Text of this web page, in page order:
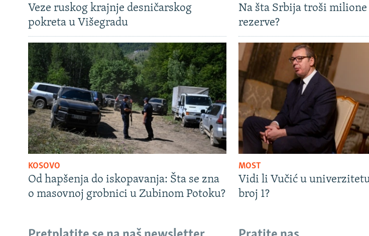
Veze ruskog krajnje desničarskog
pokreta u Višegradu
Na šta Srbija troši
rezerve?
KOSOVO
Od hapšenja do iskopavanja: Šta se zna
o masovnoj grobnici u Zubinom Potoku?
MOST
Vidi li Vučić u
broj 1?